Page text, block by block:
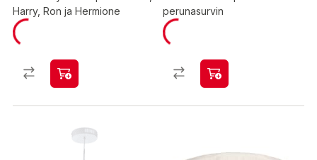
Harry, Ron ja Hermione
perunasurvin